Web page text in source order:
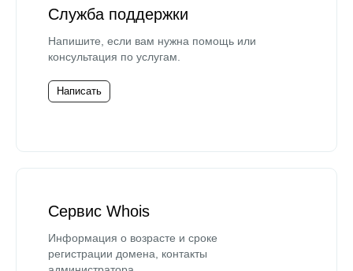
Служба поддержки
Напишите, если вам нужна помощь или
консультация по услугам.
Написать
Сервис Whois
Информация о возрасте и сроке
регистрации домена, контакты